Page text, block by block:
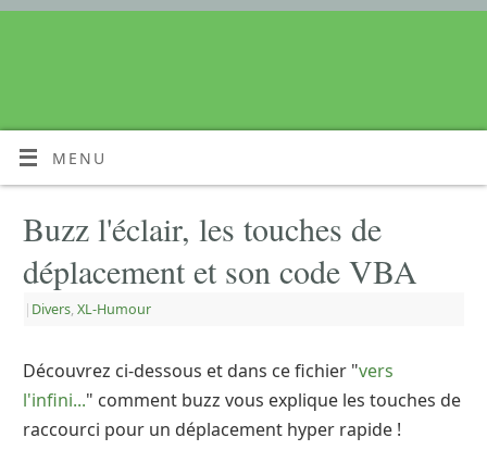
MENU
Buzz l'éclair, les touches de
déplacement et son code VBA
| Divers, XL-Humour
Découvrez ci-dessous et dans ce fichier "vers
l'infini..." comment buzz vous explique les touches de
raccourci pour un déplacement hyper rapide !